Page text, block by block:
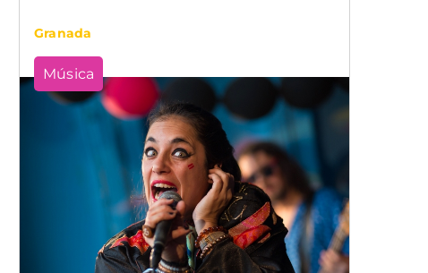
Granada
Música